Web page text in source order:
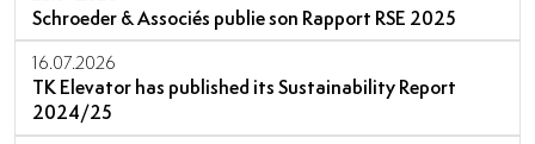
Schroeder & Associés publie son Rapport RSE 2025
16.07.2026
TK Elevator has published its Sustainability Report
2024/25